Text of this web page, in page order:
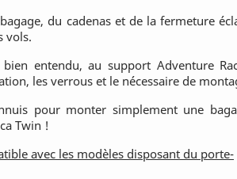
du cadenas et de la fermeture
vols.
entendu, au support Adventure
les verrous et le nécessaire de
pour monter simplement une
Twin !
avec les modèles disposant du porte-